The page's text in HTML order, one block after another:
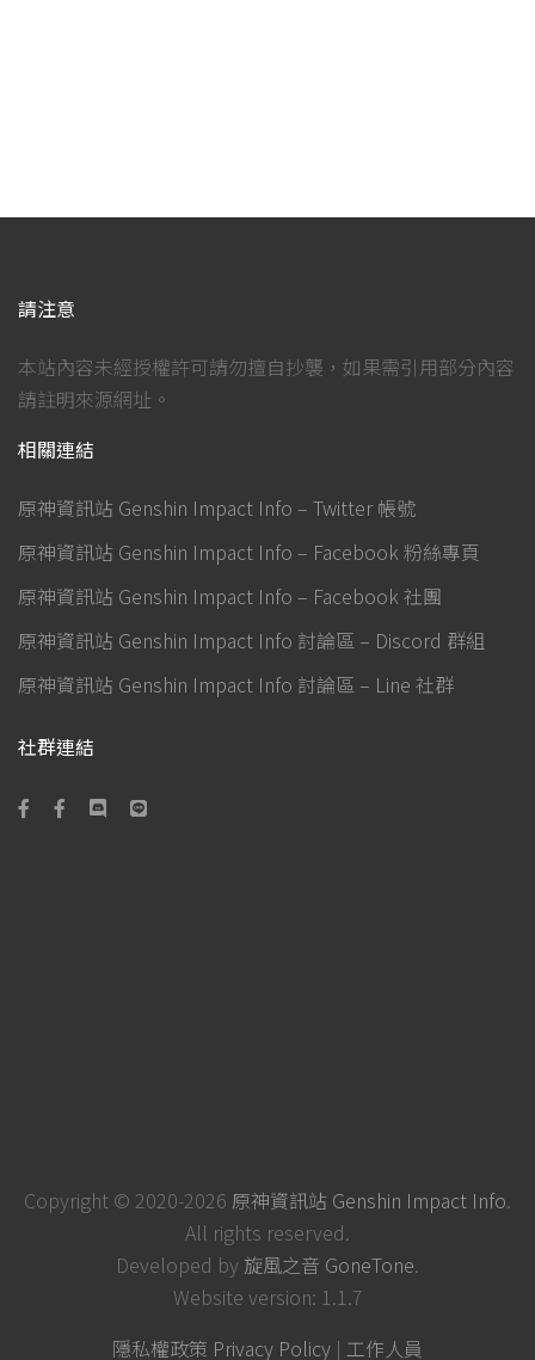
請注意
本站內容未經授權許可請勿擅自抄襲，如果需引用部分內容
請註明來源網址。
相關連結
原神資訊站 Genshin Impact Info – Twitter 帳號
原神資訊站 Genshin Impact Info – Facebook 粉絲專頁
原神資訊站 Genshin Impact Info – Facebook 社團
原神資訊站 Genshin Impact Info 討論區 – Discord 群組
原神資訊站 Genshin Impact Info 討論區 – Line 社群
社群連結
Copyright © 2020-2026 原神資訊站 Genshin Impact Info.
All rights reserved.
Developed by 旋風之音 GoneTone.
Website version: 1.1.7
隱私權政策 Privacy Policy | 工作人員